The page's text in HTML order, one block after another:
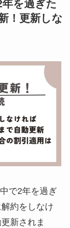
を過ぎた
！更新しな
で2年を過ぎ
約をしなけ
新されま